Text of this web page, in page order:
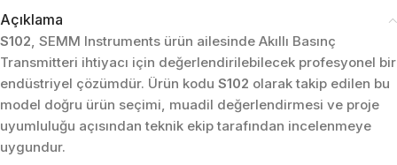
Açıklama
S102, SEMM Instruments ürün ailesinde Akıllı Basınç
Transmitteri ihtiyacı için değerlendirilebilecek profesyonel bir
endüstriyel çözümdür. Ürün kodu S102 olarak takip edilen bu
model doğru ürün seçimi, muadil değerlendirmesi ve proje
uyumluluğu açısından teknik ekip tarafından incelenmeye
uygundur.